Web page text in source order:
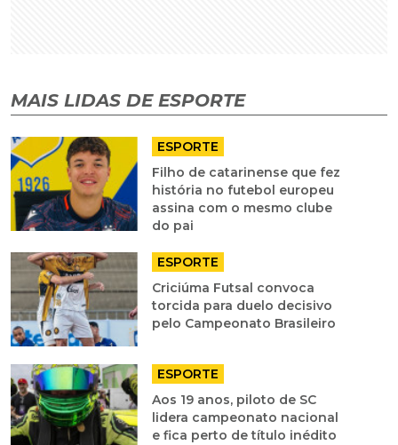
MAIS LIDAS DE ESPORTE
ESPORTE
Filho de catarinense que fez
história no futebol europeu
assina com o mesmo clube
do pai
ESPORTE
Criciúma Futsal convoca
torcida para duelo decisivo
pelo Campeonato Brasileiro
ESPORTE
Aos 19 anos, piloto de SC
lidera campeonato nacional
e fica perto de título inédito